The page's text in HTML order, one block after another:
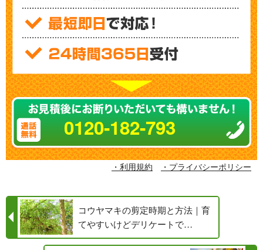
0120-182-793
・利用規約 ・プライバシーポリシー
コウヤマキの剪定時期と方法｜育
てやすいけどデリケートで…